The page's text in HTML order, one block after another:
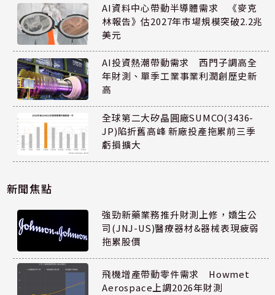
AI資料中心帶動半導體需求 《麥克
林報告》估2027年市場規模突破2.2兆
美元
AI投資熱潮帶動需求 西門子調高全
年財測、單季工業事業利潤創歷史新
高
全球第二大矽晶圓廠SUMCO(3436-
JP)陷折舊高峰 新廠投產拖累前三季
虧損擴大
新聞焦點
強勁新藥業務推升財測上修，嬌生公
司(JNJ-US)醫療器材&器械表現疲弱
拖累股價
飛機增產帶動零件需求 Howmet
Aerospace上調2026年財測